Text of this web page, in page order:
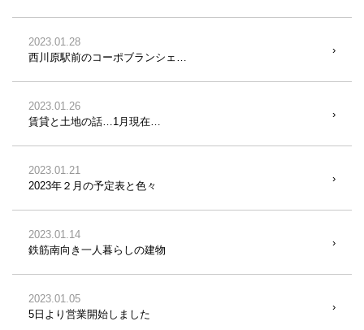
2023.01.28
西川原駅前のコーポブランシェ…
2023.01.26
賃貸と土地の話…1月現在…
2023.01.21
2023年２月の予定表と色々
2023.01.14
鉄筋南向き一人暮らしの建物
2023.01.05
5日より営業開始しました